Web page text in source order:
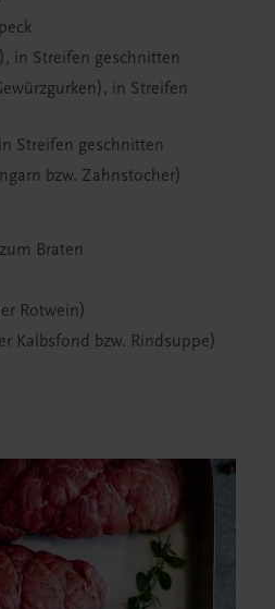
in Streifen geschnitten
in Streifen
Streifen geschnitten
bzw. Zahnstocher)
Braten
Rotwein)
Kalbsfond bzw. Rindsuppe)